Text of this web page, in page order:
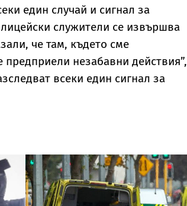
един случай и сигнал за
служители се извършва
че там, където сме
незабавни действия”,
всеки един сигнал за